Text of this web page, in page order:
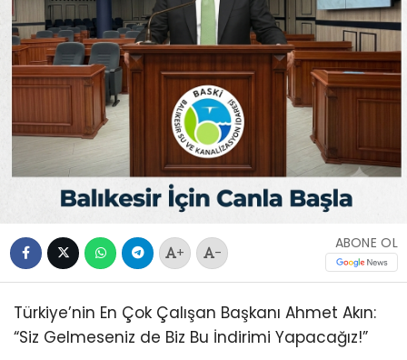
+ -
ABONE OL
Türkiye’nin En Çok Çalışan Başkanı Ahmet Akın:
“Siz Gelmeseniz de Biz Bu İndirimi Yapacağız!”